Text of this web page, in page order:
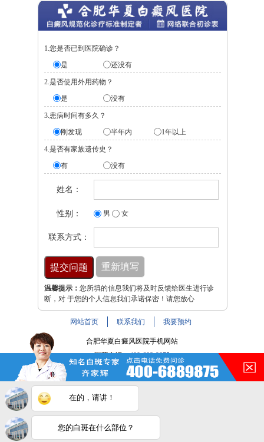
1.您是否已到医院确诊？
是
还没有
2.是否使用外用药物？
是
没有
3.患病时间有多久？
刚发现
半年内 1年以上
4.是否有家族遗传史？
有
没有
姓名：
性别： 男 女
联系方式：
温馨提示： 您所填的信息我们将及时反馈给医生进行诊
断，对 于您的个人信息我们承诺保密！请您放心
网站首页 联系我们 我要预约
合肥华夏白癜风医院手机网站
医院电话：400-688-9875
医院地址：合肥市铜陵路与裕溪路交叉路口
注：本网站信息仅供参考，不能作为诊断及医疗依据，服用
药物或进行治疗时请遵医嘱。如有转载或引用文章涉及版权
问题，请与我们联系。
皖ICP备16014022号-9
在的，请讲！
您的白斑在什么部位？